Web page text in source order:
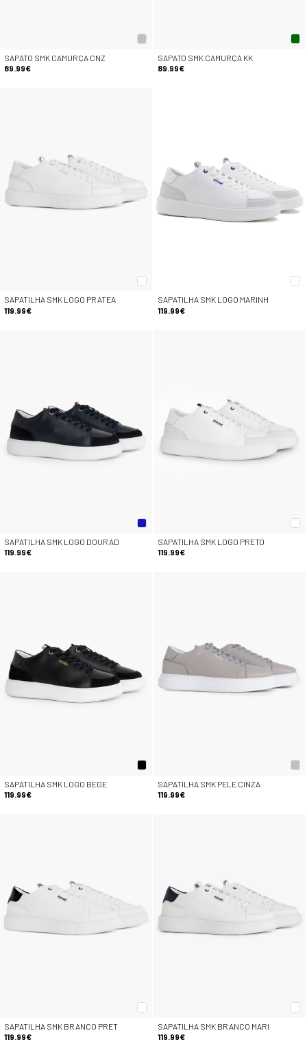
SAPATO SMK CAMURÇA CNZ
89.99€
SAPATO SMK CAMURÇA KK
89.99€
SAPATILHA SMK LOGO PRATEA
119.99€
SAPATILHA SMK LOGO MARINH
119.99€
SAPATILHA SMK LOGO DOURAD
119.99€
SAPATILHA SMK LOGO PRETO
119.99€
SAPATILHA SMK LOGO BEGE
119.99€
SAPATILHA SMK PELE CINZA
119.99€
SAPATILHA SMK BRANCO PRET
119.99€
SAPATILHA SMK BRANCO MARI
119.99€